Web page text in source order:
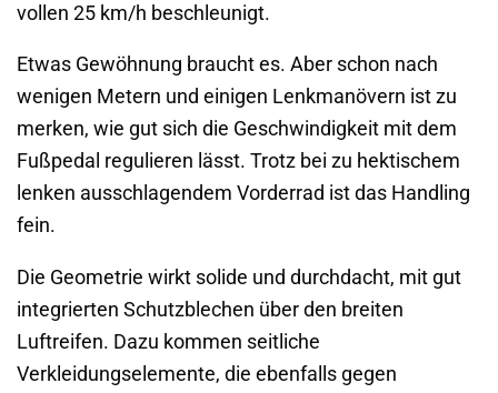
vollen 25 km/h beschleunigt.
Etwas Gewöhnung braucht es. Aber schon nach
wenigen Metern und einigen Lenkmanövern ist zu
merken, wie gut sich die Geschwindigkeit mit dem
Fußpedal regulieren lässt. Trotz bei zu hektischem
lenken ausschlagendem Vorderrad ist das Handling
fein.
Die Geometrie wirkt solide und durchdacht, mit gut
integrierten Schutzblechen über den breiten
Luftreifen. Dazu kommen seitliche
Verkleidungselemente, die ebenfalls gegen